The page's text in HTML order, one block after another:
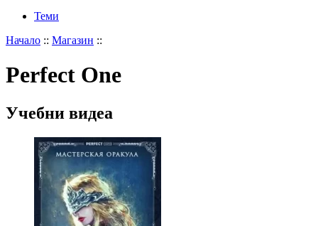
Теми
Начало :: Магазин ::
Perfect One
Учебни видеа